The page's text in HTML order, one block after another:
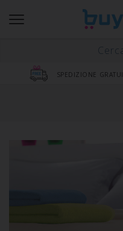
SPEDIZIONE